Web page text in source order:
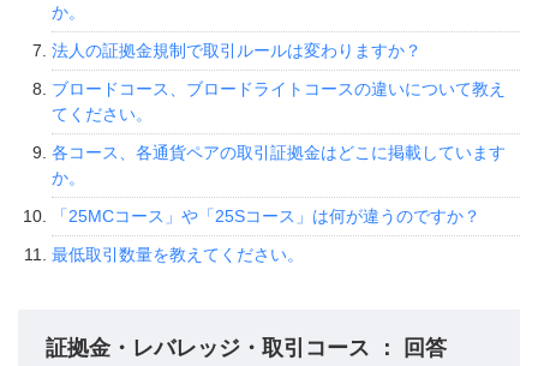
か。
法人の証拠金規制で取引ルールは変わりますか？
ブロードコース、ブロードライトコースの違いについて教え
てください。
各コース、各通貨ペアの取引証拠金はどこに掲載しています
か。
「25MCコース」や「25Sコース」は何が違うのですか？
最低取引数量を教えてください。
証拠金・レバレッジ・取引コース ： 回答